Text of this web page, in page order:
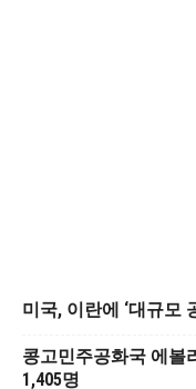
미국, 이란에 ‘대규모
콩고민주공화국 에볼
1,405명